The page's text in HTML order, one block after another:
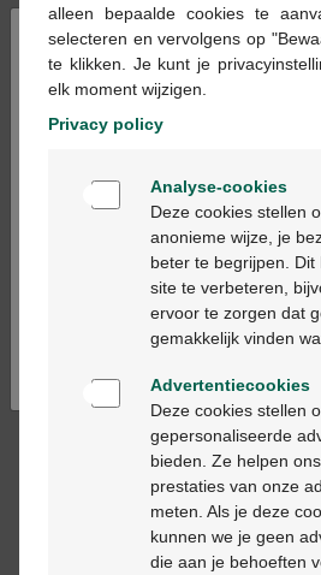
-50%*
34,40 €
Caudalie Vinosun
Spray Haute Protection
SPF50 150ml
-36%*
31,95 €
Vichy capital soleil
SPF50+ lait enfant
Bienvenue
Ga verder in het
Continuez en
alleen bepaalde cookies te
selecteren en vervolgens op
te klikken. Je kunt je
elk moment wijzigen.
Privacy policy
Analyse-cookies
Deze cookies stellen
anonieme wijze, je
beter te begrijpen.
site te verbeteren,
ervoor te zorgen dat
gemakkelijk vinden
Advertentiecookies
Deze cookies stellen
gepersonaliseerde
bieden. Ze helpen
prestaties van onze
meten. Als je deze
kunnen we je geen
die aan je behoeften